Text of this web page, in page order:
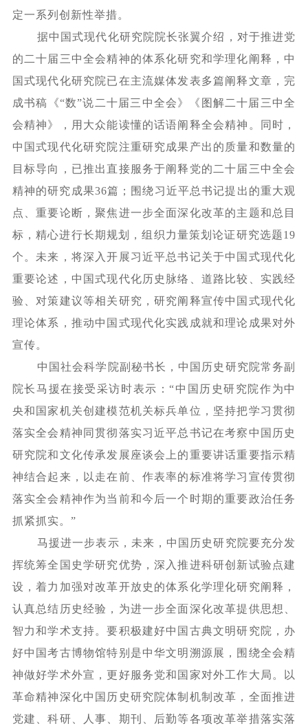
定一系列创新性举措。
据中国式现代化研究院院长张翼介绍，对于推进党
的二十届三中全会精神的体系化研究和学理化阐释，中
国式现代化研究院已在主流媒体发表多篇阐释文章，完
成书稿《“数”说二十届三中全会》《图解二十届三中全
会精神》，用大众能读懂的话语阐释全会精神。同时，
中国式现代化研究院注重研究成果产出的质量和数量的
目标导向，已推出直接服务于阐释党的二十届三中全会
精神的研究成果36篇；围绕习近平总书记提出的重大观
点、重要论断，聚焦进一步全面深化改革的主题和总目
标，精心进行长期规划，组织力量策划论证研究选题19
个。未来，将深入开展习近平总书记关于中国式现代化
重要论述，中国式现代化历史脉络、道路比较、实践经
验、对策建议等相关研究，研究阐释宣传中国式现代化
理论体系，推动中国式现代化实践成就和理论成果对外
宣传。
中国社会科学院副秘书长，中国历史研究院常务副
院长马援在接受采访时表示：“中国历史研究院作为中
央和国家机关创建模范机关标兵单位，坚持把学习贯彻
落实全会精神同贯彻落实习近平总书记在考察中国历史
研究院和文化传承发展座谈会上的重要讲话重要指示精
神结合起来，以走在前、作表率的标准将学习宣传贯彻
落实全会精神作为当前和今后一个时期的重要政治任务
抓紧抓实。”
马援进一步表示，未来，中国历史研究院要充分发
挥统筹全国史学研究优势，深入推进科研创新试验点建
设，着力加强对改革开放史的体系化学理化研究阐释，
认真总结历史经验，为进一步全面深化改革提供思想、
智力和学术支持。要积极建好中国古典文明研究院，办
好中国考古博物馆特别是中华文明溯源展，围绕全会精
神做好学术外宣，更好服务党和国家对外工作大局。以
革命精神深化中国历史研究院体制机制改革，全面推进
党建、科研、人事、期刊、后勤等各项改革举措落实落